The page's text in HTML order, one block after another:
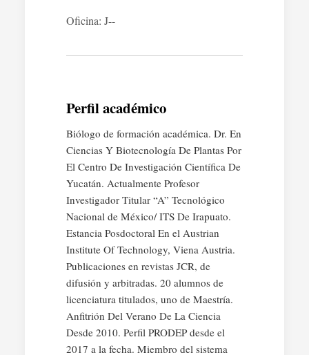
Oficina: J--
Perfil académico
Biólogo de formación académica. Dr. En
Ciencias Y Biotecnología De Plantas Por
El Centro De Investigación Científica De
Yucatán. Actualmente Profesor
Investigador Titular “A” Tecnológico
Nacional de México/ ITS De Irapuato.
Estancia Posdoctoral En el Austrian
Institute Of Technology, Viena Austria.
Publicaciones en revistas JCR, de
difusión y arbitradas. 20 alumnos de
licenciatura titulados, uno de Maestría.
Anfitrión Del Verano De La Ciencia
Desde 2010. Perfil PRODEP desde el
2017 a la fecha. Miembro del sistema